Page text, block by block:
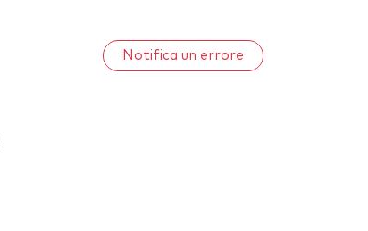
Notifica un errore